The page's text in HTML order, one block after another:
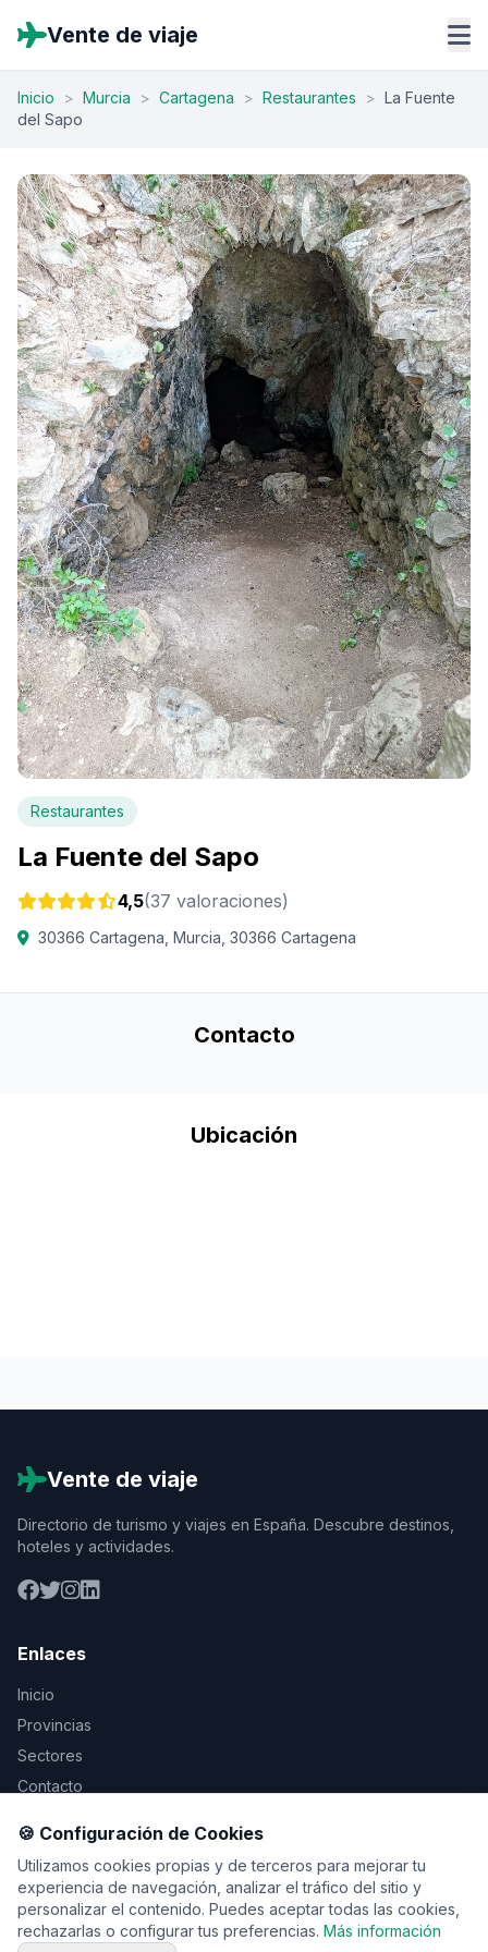
Vente de viaje
Inicio > Murcia > Cartagena > Restaurantes > La Fuente
del Sapo
Restaurantes
La Fuente del Sapo
4,5(37 valoraciones)
30366 Cartagena, Murcia, 30366 Cartagena
Contacto
Ubicación
Vente de viaje
Directorio de turismo y viajes en España. Descubre destinos,
hoteles y actividades.
Enlaces
Inicio
Provincias
Sectores
Contacto
Legal
Aviso Legal
Privacidad
Cookies
🍪 Configuración de Cookies
Utilizamos cookies propias y de terceros para mejorar tu
experiencia de navegación, analizar el tráfico del sitio y
personalizar el contenido. Puedes aceptar todas las cookies,
rechazarlas o configurar tus preferencias. Más información